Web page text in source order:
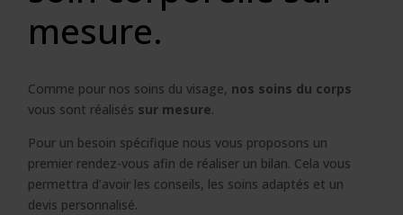
mesure.
Comme pour nos soins du visage, nos soins du corps
vous sont réalisés sur mesure.
Pour un besoin spécifique nous vous proposons un
premier rendez-vous afin de réaliser un bilan. Cela vous
permettra d’avoir les conseils, les soins adaptés et un
devis personnalisé.